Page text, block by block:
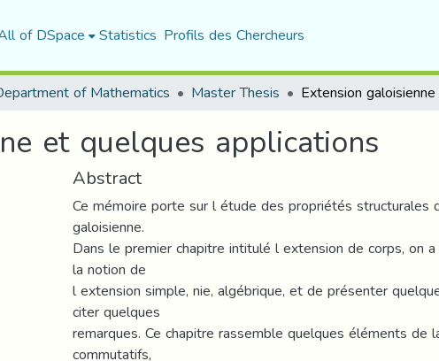
of DSpace Statistics Profils des Chercheurs
of Mathematics Master Thesis
et quelques applications
Abstract
Ce mémoire porte sur l étude des propriétés structurales
galoisienne.
Dans le premier chapitre intitulé l extension de corps, on
la notion de
l extension simple, nie, algébrique, et de présenter
citer quelques
remarques. Ce chapitre rassemble quelques éléments de
commutatifs,